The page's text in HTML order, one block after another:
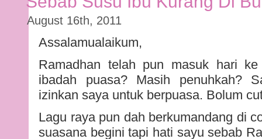
August 16th, 2011
Assalamualaikum,
Ramadhan telah pun masuk hari
ibadah puasa? Masih penuhkah?
izinkan saya untuk berpuasa. Bolum
Lagu raya pun dah berkumandang di
suasana begini tapi hati sayu sebab